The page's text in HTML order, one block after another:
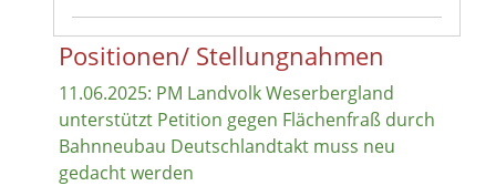
Positionen/ Stellungnahmen
11.06.2025: PM Landvolk Weserbergland
unterstützt Petition gegen Flächenfraß durch
Bahnneubau Deutschlandtakt muss neu
gedacht werden